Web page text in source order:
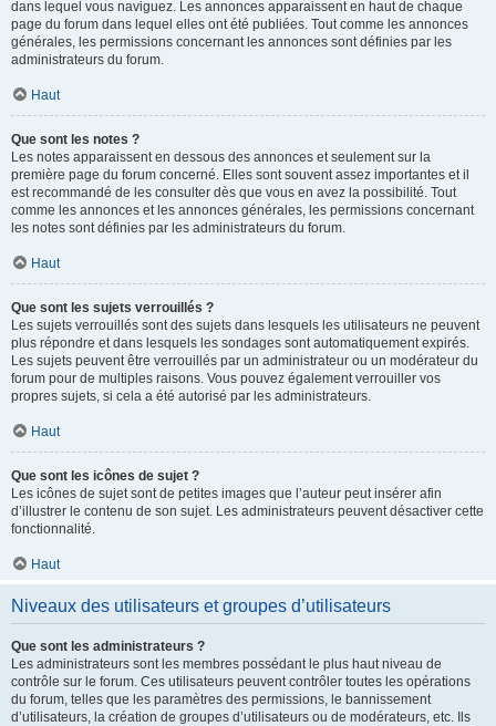
dans lequel vous naviguez. Les annonces apparaissent en haut de chaque
page du forum dans lequel elles ont été publiées. Tout comme les annonces
générales, les permissions concernant les annonces sont définies par les
administrateurs du forum.
Haut
Que sont les notes ?
Les notes apparaissent en dessous des annonces et seulement sur la
première page du forum concerné. Elles sont souvent assez importantes et il
est recommandé de les consulter dès que vous en avez la possibilité. Tout
comme les annonces et les annonces générales, les permissions concernant
les notes sont définies par les administrateurs du forum.
Haut
Que sont les sujets verrouillés ?
Les sujets verrouillés sont des sujets dans lesquels les utilisateurs ne peuvent
plus répondre et dans lesquels les sondages sont automatiquement expirés.
Les sujets peuvent être verrouillés par un administrateur ou un modérateur du
forum pour de multiples raisons. Vous pouvez également verrouiller vos
propres sujets, si cela a été autorisé par les administrateurs.
Haut
Que sont les icônes de sujet ?
Les icônes de sujet sont de petites images que l’auteur peut insérer afin
d’illustrer le contenu de son sujet. Les administrateurs peuvent désactiver cette
fonctionnalité.
Haut
Niveaux des utilisateurs et groupes d’utilisateurs
Que sont les administrateurs ?
Les administrateurs sont les membres possédant le plus haut niveau de
contrôle sur le forum. Ces utilisateurs peuvent contrôler toutes les opérations
du forum, telles que les paramètres des permissions, le bannissement
d’utilisateurs, la création de groupes d’utilisateurs ou de modérateurs, etc. Ils